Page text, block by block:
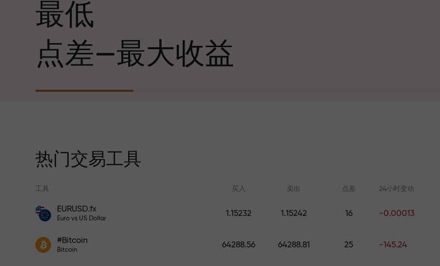
Loprais将刺激与纪律元素带入交易世界，
作为InstaForex合作伙伴，激励客户实现雄
心勃勃的目标
风险保险计划补偿您的亏损，并保证6个月
内利润增长3倍。放心交易—您的资金受到
最低
点差—最大收益
每笔存款
交易速度
与赛道速度
您的专属礼物大奖
热门交易工具
工具 买入 卖出 点差 24小时变动
EURUSD.fx
Euro vs US Dollar
1.15232 1.15242 16 -0.00013
#Bitcoin
Bitcoin
64288.56 64288.81 25 -145.24
从零开始学习交易—适合所有水
外汇、加密货币和期